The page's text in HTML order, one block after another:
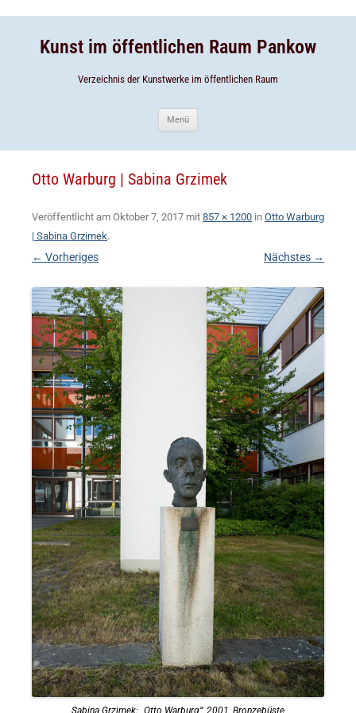
Inhalt
Zum
springenKunst im öffentlichen Raum Pankow
Verzeichnis der Kunstwerke im öffentlichen Raum
Menü
Otto Warburg | Sabina Grzimek
Veröffentlicht am Oktober 7, 2017 mit 857 × 1200 in Otto Warburg
| Sabina Grzimek.
← Vorheriges Nächstes →